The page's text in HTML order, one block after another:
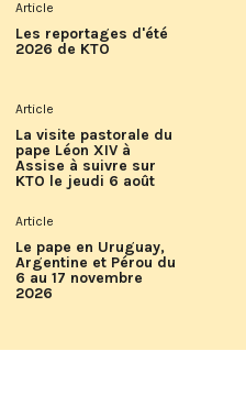
Article
Les reportages d'été
2026 de KTO
Article
La visite pastorale du
pape Léon XIV à
Assise à suivre sur
KTO le jeudi 6 août
Article
Le pape en Uruguay,
Argentine et Pérou du
6 au 17 novembre
2026